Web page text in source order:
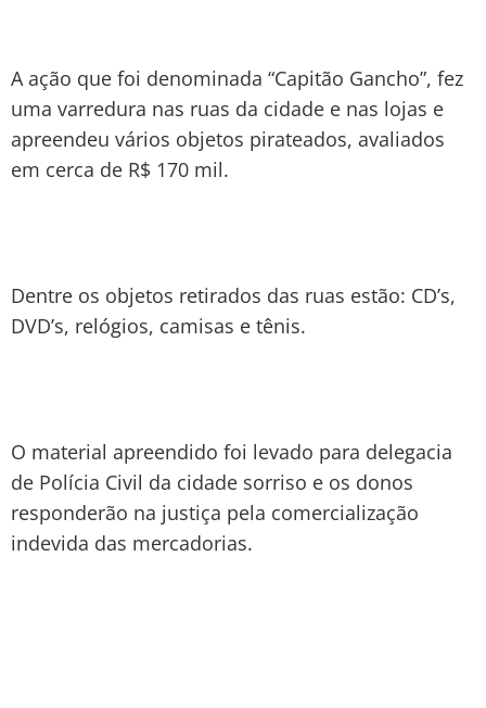
A ação que foi denominada “Capitão Gancho”, fez
uma varredura nas ruas da cidade e nas lojas e
apreendeu vários objetos pirateados, avaliados
em cerca de R$ 170 mil.
Dentre os objetos retirados das ruas estão: CD’s,
DVD’s, relógios, camisas e tênis.
O material apreendido foi levado para delegacia
de Polícia Civil da cidade sorriso e os donos
responderão na justiça pela comercialização
indevida das mercadorias.